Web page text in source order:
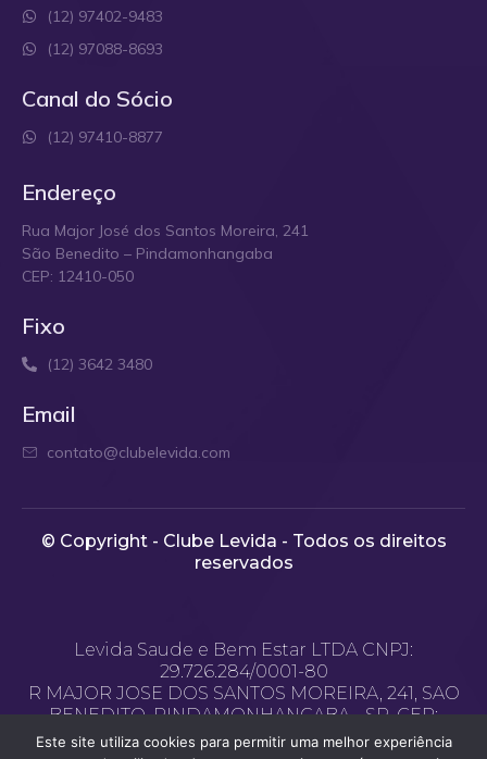
(12) 97402-9483
(12) 97088-8693
Canal do Sócio
(12) 97410-8877
Endereço
Rua Major José dos Santos Moreira, 241
São Benedito – Pindamonhangaba
CEP: 12410-050
Fixo
(12) 3642 3480
Email
contato@clubelevida.com
© Copyright - Clube Levida - Todos os direitos
reservados​
Levida Saude e Bem Estar LTDA CNPJ:
29.726.284/0001-80
R MAJOR JOSE DOS SANTOS MOREIRA, 241, SAO
BENEDITO, PINDAMONHANGABA - SP, CEP:
12.400-970
Este site utiliza cookies para permitir uma melhor experiência